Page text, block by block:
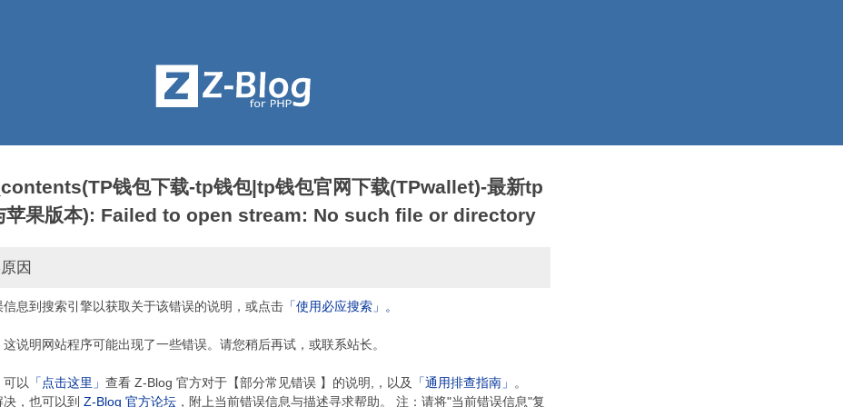
钱包下载-tp钱包|tp钱包官网下载(TPwallet)-最新tp
苹果版本): Failed to open stream: No such file or directory
因
息到搜索引擎以获取关于该错误的说明，或点击 「使用必应搜索」。
说明网站程序可能出现了一些错误。请您稍后再试，或联系站长。
以 「点击这里」 查看 Z-Blog 官方对于【部分常见错误 】的说明,，以及 「通用排查指南」
。
，也可以到 Z-Blog 官方论坛 ，附上当前错误信息与描述寻求帮助。 注：请将"当前错误信息"复